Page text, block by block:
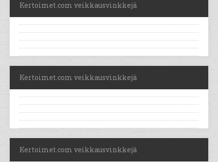
Kertoimet.com veikkausvinkkejä
Kertoimet.com veikkausvinkkejä
Kertoimet.com veikkausvinkkejä